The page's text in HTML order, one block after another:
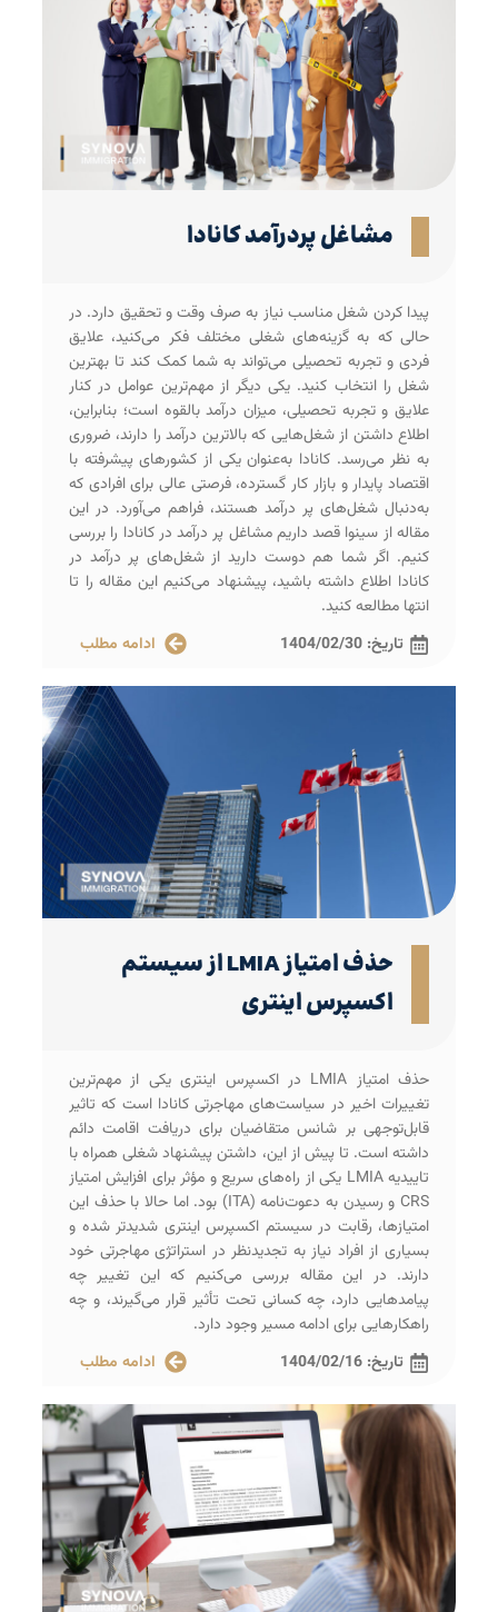
مشاغل پردرآمد کانادا
پیدا کردن شغل مناسب نیاز به صرف وقت و تحقیق دارد. در
حالی که به گزینه‌های شغلی مختلف فکر می‌کنید، علایق
فردی و تجربه تحصیلی می‌تواند به شما کمک کند تا بهترین
شغل را انتخاب کنید. یکی دیگر از مهم‌ترین عوامل در کنار
علایق و تجربه تحصیلی، میزان درآمد بالقوه است؛ بنابراین،
اطلاع داشتن از شغل‌هایی که بالاترین درآمد را دارند، ضروری
به نظر می‌رسد. کانادا به‌عنوان یکی از کشورهای پیشرفته با
اقتصاد پایدار و بازار کار گسترده، فرصتی عالی برای افرادی که
به‌دنبال شغل‌های پر درآمد هستند، فراهم می‌آورد. در این
مقاله از سینوا قصد داریم مشاغل پر درآمد در کانادا را بررسی
کنیم. اگر شما هم دوست دارید از شغل‌های پر درآمد در
کانادا اطلاع داشته باشید، پیشنهاد می‌کنیم این مقاله را تا
انتها مطالعه کنید.
تاریخ: 1404/02/30 ادامه مطلب
حذف امتیاز LMIA از سیستم
اکسپرس اینتری
حذف امتیاز LMIA در اکسپرس اینتری یکی از مهم‌ترین
تغییرات اخیر در سیاست‌های مهاجرتی کانادا است که تاثیر
قابل‌توجهی بر شانس متقاضیان برای دریافت اقامت دائم
داشته است. تا پیش از این، داشتن پیشنهاد شغلی همراه با
تاییدیه LMIA یکی از راه‌های سریع و مؤثر برای افزایش امتیاز
CRS و رسیدن به دعوت‌نامه (ITA) بود. اما حالا با حذف این
امتیازها، رقابت در سیستم اکسپرس اینتری شدیدتر شده و
بسیاری از افراد نیاز به تجدیدنظر در استراتژی مهاجرتی خود
دارند. در این مقاله بررسی می‌کنیم که این تغییر چه
پیامدهایی دارد، چه کسانی تحت تأثیر قرار می‌گیرند، و چه
راهکارهایی برای ادامه مسیر وجود دارد.
تاریخ: 1404/02/16 ادامه مطلب